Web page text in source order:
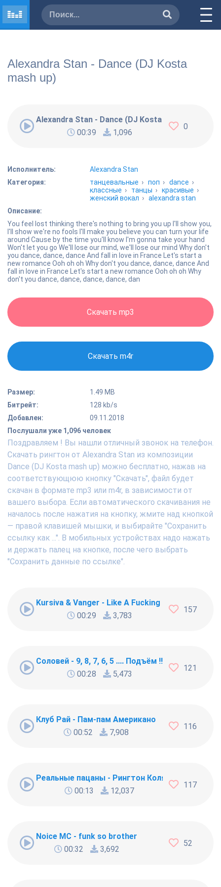
Alexandra Stan - Dance (DJ Kosta
mash up)
Alexandra Stan - Dance (DJ Kosta mash up)
00:39
1,096
0
Исполнитель:
Alexandra Stan
Категория:
танцевальные ›поп ›dance ›
классные › танцы ›красивые ›
женский вокал ›alexandra stan
Описание:
You feel lost thinking there's nothing to bring you up I'll show you,
I'll show we're no fools I'll make you believe you can turn your life
around Cause by the time you'll know I'm gonna take your hand
Won't let you go We'll lose our mind, we'll lose our mind Why don't
you dance, dance, dance And fall in love in France Let's start a
new romance Ooh oh oh Why don't you dance, dance, dance And
fall in love in France Let's start a new romance Ooh oh oh Why
don't you dance, dance, dance, dance, dan
Скачать mp3
Скачать m4r
Размер:
1.49 MB
Битрейт:
128 kb/s
Добавлен:
09.11.2018
Послушали уже 1,096 человек
Поздравляем ! Вы нашли отличный звонок на телефон.
Скачать рингтон от Alexandra Stan из композиции
Dance (DJ Kosta mash up) можно бесплатно, нажав на
соответствующюю кнопку "Скачать", файл будет
скачан в формате mp3 или m4r, в зависимости от
вашего выбора. Если автоматического скачивания не
началось после нажатия на кнопку, жмите над кнопкой
— правой клавишей мышки, и выбирайте "Сохранить
ссылку как ...". В мобильных устройствах надо нажать
и держать палец на кнопке, после чего выбрать
"Сохранить данные по ссылке".
Kursiva & Vanger - Like A Fucking Newbie
00:29
3,783
157
Соловей - 9, 8, 7, 6, 5 .... Подъём !!!
00:28
5,473
121
Клуб Рай - Пам-пам Американо
00:52
7,908
116
Реальные пацаны - Рингтон Коляна
00:13
12,037
117
Noice MC - funk so brother
00:32
3,692
52